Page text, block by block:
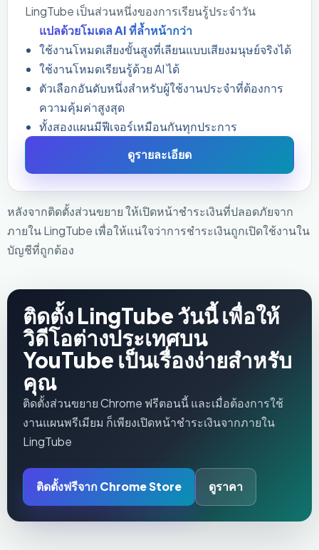
LingTube เป็นส่วนหนึ่งของการเรียนรู้ประจำวัน
แปลด้วยโมเดล AI ที่ล้ำหน้ากว่า
ใช้งานโหมดเสียงขั้นสูงที่เลียนแบบเสียงมนุษย์จริงได้
ใช้งานโหมดเรียนรู้ด้วย AI ได้
ตัวเลือกอันดับหนึ่งสำหรับผู้ใช้งานประจำที่ต้องการ
ความคุ้มค่าสูงสุด
ทั้งสองแผนมีฟีเจอร์เหมือนกันทุกประการ
ดูรายละเอียด
หลังจากติดตั้งส่วนขยาย ให้เปิดหน้าชำระเงินที่ปลอดภัยจาก
ภายใน LingTube เพื่อให้แน่ใจว่าการชำระเงินถูกเปิดใช้งานใน
บัญชีที่ถูกต้อง
ติดตั้ง LingTube วันนี้ เพื่อให้
วิดีโอต่างประเทศบน
YouTube เป็นเรื่องง่ายสำหรับ
คุณ
ติดตั้งส่วนขยาย Chrome ฟรีตอนนี้ และเมื่อต้องการใช้
งานแผนพรีเมียม ก็เพียงเปิดหน้าชำระเงินจากภายใน
LingTube
ติดตั้งฟรีจาก Chrome Store ดูราคา